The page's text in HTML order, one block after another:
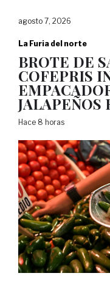
agosto 7, 2026
La Furia del norte
BROTE DE
COFEPRIS
JALAPEÑOS
Hace 8 horas